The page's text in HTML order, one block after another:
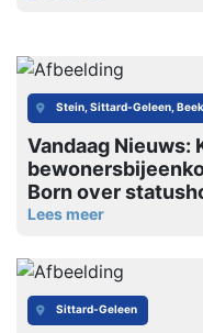
Stein, Sittard-Geleen, Beek
Vandaag Nieuws:
Born over
Lees meer
Sittard-Geleen